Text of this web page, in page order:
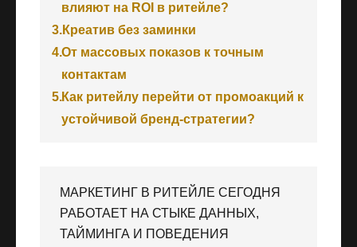
влияют на ROI в ритейле?
3.Креатив без заминки
4.От массовых показов к точным
контактам
5.Как ритейлу перейти от промоакций к
устойчивой бренд-стратегии?
МАРКЕТИНГ В РИТЕЙЛЕ СЕГОДНЯ
РАБОТАЕТ НА СТЫКЕ ДАННЫХ,
ТАЙМИНГА И ПОВЕДЕНИЯ